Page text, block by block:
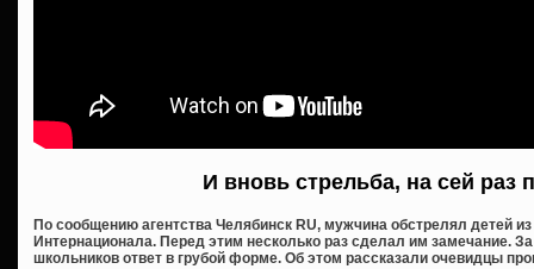
И вновь стрельба, на сей раз
По сообщению агентства Челябинск RU, мужчина обстрелял детей
Интернационала. Перед этим несколько раз сделал им замечание.
школьников ответ в грубой форме. Об этом рассказали очевидцы